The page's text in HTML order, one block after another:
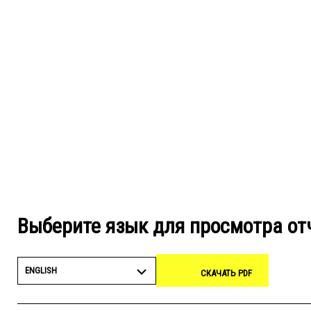
Выберите язык для просмотра
ENGLISH СКАЧАТЬ PDF